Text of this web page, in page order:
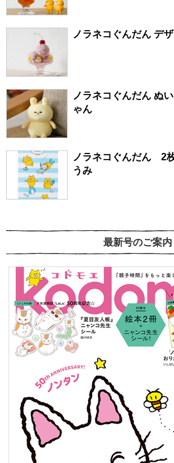
ノラネ
ノラネコぐんだん ぬ
ゃん
ノラネコぐんだん 2
うみ
最新号のご案内